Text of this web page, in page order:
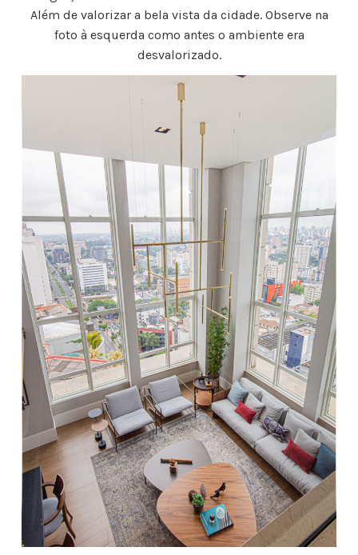
Além de valorizar a bela vista da cidade. Observe na
foto à esquerda como antes o ambiente era
desvalorizado.